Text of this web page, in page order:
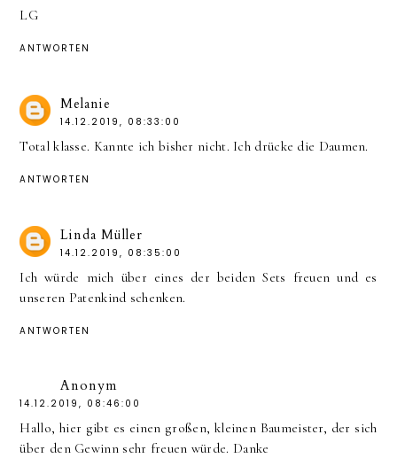
LG
ANTWORTEN
Melanie
14.12.2019, 08:33:00
Total klasse. Kannte ich bisher nicht. Ich drücke die Daumen.
ANTWORTEN
Linda Müller
14.12.2019, 08:35:00
Ich würde mich über eines der beiden Sets freuen und es
unseren Patenkind schenken.
ANTWORTEN
Anonym
14.12.2019, 08:46:00
Hallo, hier gibt es einen großen, kleinen Baumeister, der sich
über den Gewinn sehr freuen würde. Danke